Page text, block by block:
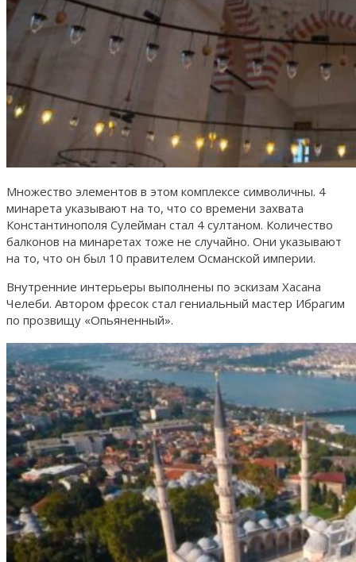
Множество элементов в этом комплексе символичны. 4
минарета указывают на то, что со времени захвата
Константинополя Сулейман стал 4 султаном. Количество
балконов на минаретах тоже не случайно. Они указывают
на то, что он был 10 правителем Османской империи.
Внутренние интерьеры выполнены по эскизам Хасана
Челеби. Автором фресок стал гениальный мастер Ибрагим
по прозвищу «Опьяненный».